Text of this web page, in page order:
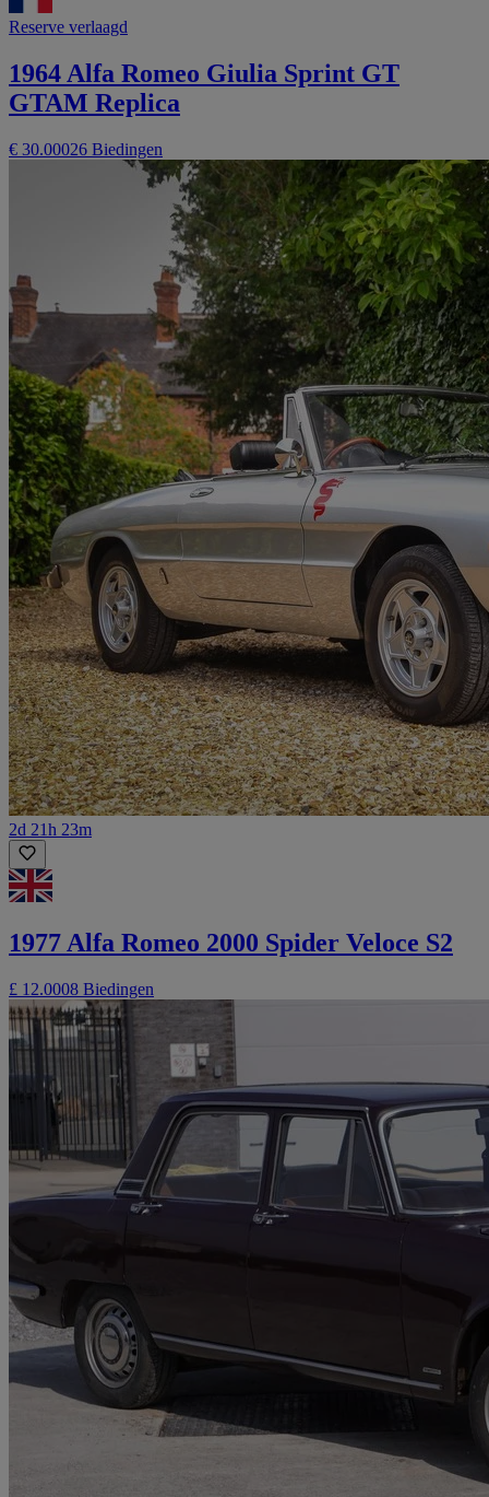
Reserve verlaagd
1964 Alfa Romeo Giulia Sprint GT
GTAM Replica
€ 30.00026 Biedingen
2d 21h 23m
1977 Alfa Romeo 2000 Spider Veloce S2
£ 12.0008 Biedingen